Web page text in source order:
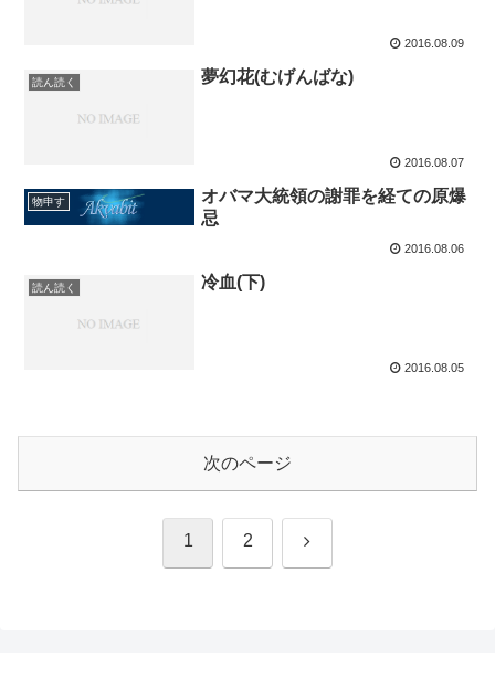
2016.08.09
読ん読く 夢幻花(むげんばな)
2016.08.07
物申す
オバマ大統領の謝罪を経ての原爆
忌
2016.08.06
読ん読く 冷血(下)
2016.08.05
次のページ
1 2 次